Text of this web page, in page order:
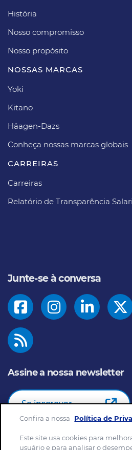
História
Nosso compromisso
Nosso propósito​
NOSSAS MARCAS
Yoki
Kitano
Häagen-Dazs​
Conheça nossas marcas globais
CARREIRAS​
Carreiras​
Relatório de Transparência
Junte-se à conversa
Assine a nossa newsletter
Se inscrever
Confira a nossa Política de
Este site usa cookies para
usuário e para analisar o